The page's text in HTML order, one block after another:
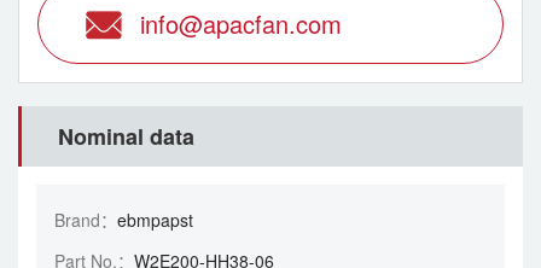
info@apacfan.com
Nominal data
Brand： ebmpapst
Part No.： W2E200-HH38-06